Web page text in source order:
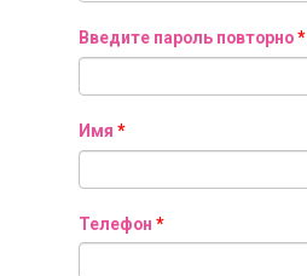
Введите пароль повторно*
Имя*
Телефон*